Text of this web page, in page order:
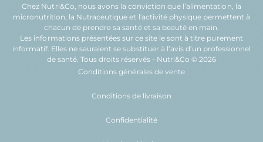
Chez Nutri&Co, nous avons la conviction que l’alimentation, la
micronutrition, la Nutraceutique et l'activité physiquepermettent à
chacun de prendre sasantéet sa beautéen main.
Les informations présentées sur ce site le sont à titre purement
informatif. Elles ne sauraient se substituer à l’avis d’un professionnel
de santé. Tous droits réservés - Nutri&Co © 2026
Conditions générales de vente
Conditions de livraison
Confidentialité